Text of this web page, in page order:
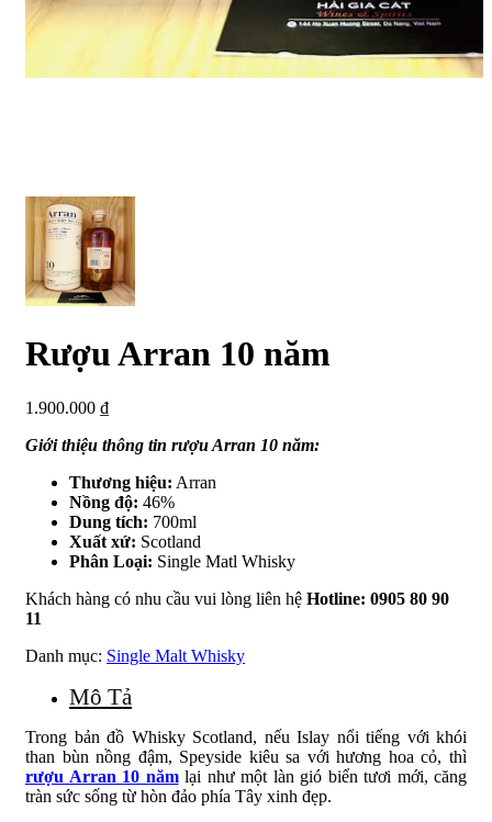
Rượu Arran 10 năm
1.900.000 ₫
Giới thiệu thông tin rượu Arran 10 năm:
Thương hiệu: Arran
Nồng độ: 46%
Dung tích: 700ml
Xuất xứ: Scotland
Phân Loại: Single Matl Whisky
Khách hàng có nhu cầu vui lòng liên hệ Hotline: 0905 80 90
11
Danh mục: Single Malt Whisky
Mô Tả
Trong bản đồ Whisky Scotland, nếu Islay nổi tiếng với khói
than bùn nồng đậm, Speyside kiêu sa với hương hoa cỏ, thì
rượu Arran 10 nămlại như một làn gió biển tươi mới, căng
tràn sức sống từ hòn đảo phía Tây xinh đẹp.